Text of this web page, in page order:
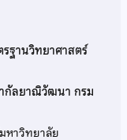
ฐานวิทยาศาสตร์
กัลยาณิวัฒนา กรม
หาวิทยาลัย